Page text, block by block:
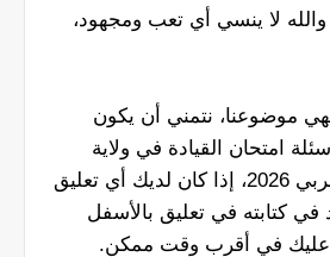
والله لا ينسي أي تعب ومجهود،
موضوعنا، نتمني أن يكون
امتحان القيادة في ولاية
ماساتشوستس بالعربي 2026، إذا كان لديك أي تعليق
في كتابته في تعليق بالأسفل
عليك في أقرب وقت ممكن.